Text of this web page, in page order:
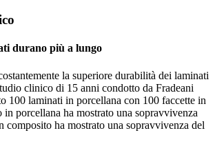
durano più a lungo
la superiore durabilità dei laminati
clinico di 15 anni condotto da Fradeani
100 laminati in porcellana con 100 faccette in
porcellana ha mostrato una sopravvivenza
composito ha mostrato una sopravvivenza del